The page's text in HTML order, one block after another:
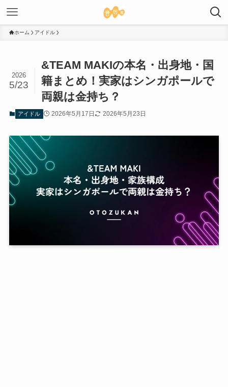
ホーム アイドル
&TEAM MAKIの本名・出身地・国
籍まとめ！実家はシンガポールで
両親は金持ち？
2026
5/23
アイドル 2026年5月17日 2026年5月23日